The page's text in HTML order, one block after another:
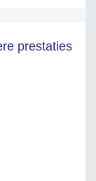
prestaties